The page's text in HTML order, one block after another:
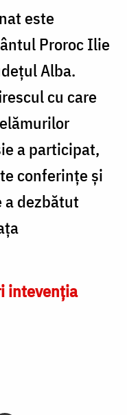
este
Proroc Ilie
Alba.
cu care
a participat,
conferințe și
a dezbătut
intevenția